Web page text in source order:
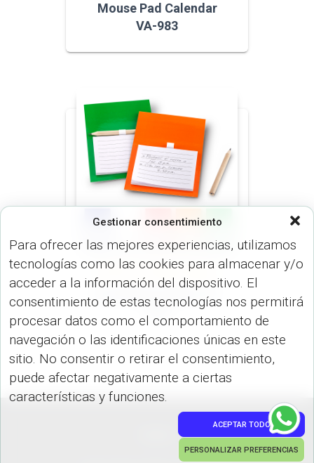
Gestionar consentimiento
Para ofrecer las mejores experiencias, utilizamos
tecnologías como las cookies para almacenar y/o
acceder a la información del dispositivo. El
consentimiento de estas tecnologías nos permitirá
procesar datos como el comportamiento de
navegación o las identificaciones únicas en este
sitio. No consentir o retirar el consentimiento,
puede afectar negativamente a ciertas
características y funciones.
ACEPTAR TODO
PERSONALIZAR PREFERENCIAS
Mouse Pad Calendar
VA-983
ARTÍCULOS OFICINA (OFICINA)
Portanotas Yakari OF-
588